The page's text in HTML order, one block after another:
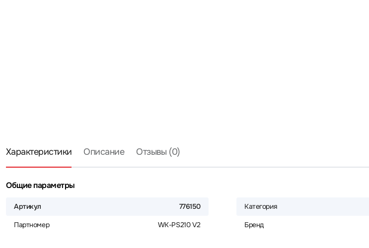
Характеристики Описание Отзывы (0)
Общие параметры
Артикул 776150
Партномер WK-PS210 V2
Категория
Бренд